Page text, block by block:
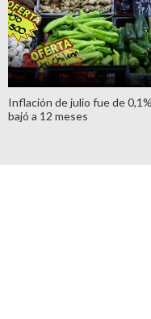
Inflación de julio fue de
bajó a 12 meses